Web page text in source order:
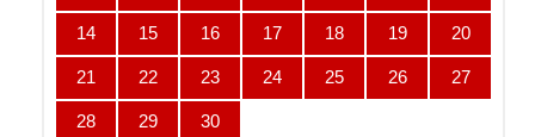
14 15 16 17 18 19 20
21 22 23 24 25 26 27
28 29 30